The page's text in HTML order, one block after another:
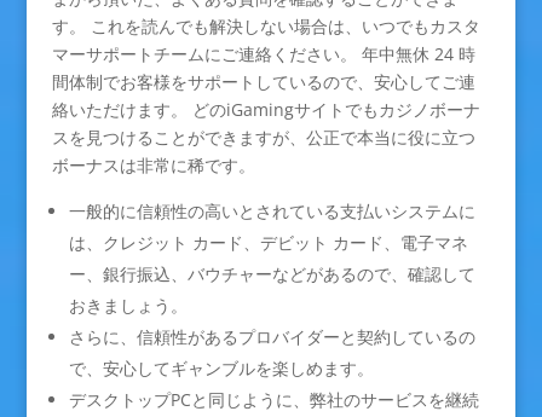
す。 これを読んでも解決しない場合は、いつでもカスタ
マーサポートチームにご連絡ください。 年中無休 24 時
間体制でお客様をサポートしているので、安心してご連
絡いただけます。 どのiGamingサイトでもカジノボーナ
スを見つけることができますが、公正で本当に役に立つ
ボーナスは非常に稀です。
一般的に信頼性の高いとされている支払いシステムに
は、クレジット カード、デビット カード、電子マネ
ー、銀行振込、バウチャーなどがあるので、確認して
おきましょう。
さらに、信頼性があるプロバイダーと契約しているの
で、安心してギャンブルを楽しめます。
デスクトップPCと同じように、弊社のサービスを継続